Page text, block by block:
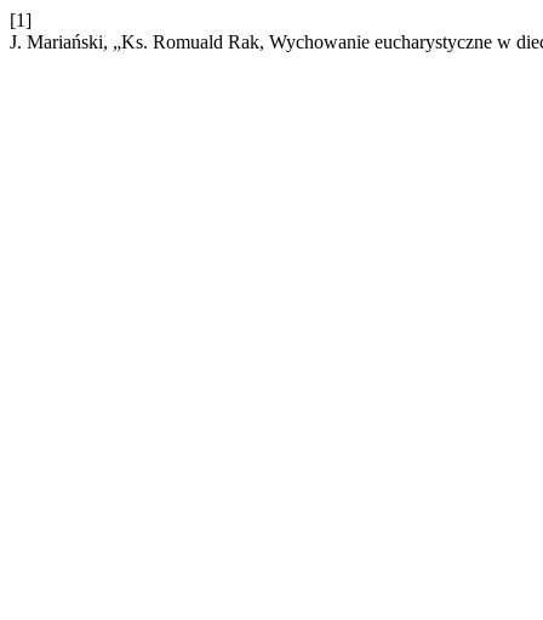
[1]
J. Mariański, „Ks. Romuald Rak, Wychowanie eucharystyczne w